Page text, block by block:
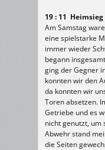
19 : 11
Am Samstag
eine spielstarke
immer wieder
begann
ging der Gegner
konnten wir den
da konnten wir
Toren absetzen.
Getriebe und es
nicht genutzt, um
Abwehr stand
die Seiten